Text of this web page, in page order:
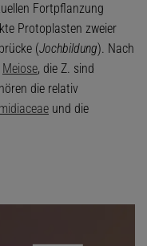
Fortpflanzung
Protoplasten zweier
(Jochbildung). Nach
Meiose, die Z. sind
die relativ
und die